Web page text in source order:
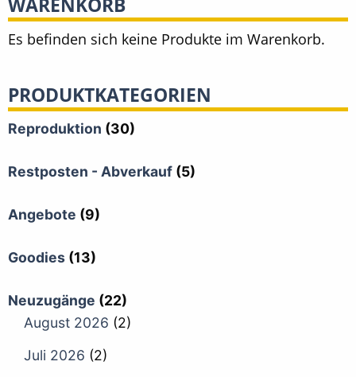
Es befinden sich keine Produkte im Warenkorb.
PRODUKTKATEGORIEN
Reproduktion (30)
Restposten - Abverkauf (5)
Angebote (9)
Goodies (13)
Neuzugänge (22)
August 2026 (2)
Juli 2026 (2)